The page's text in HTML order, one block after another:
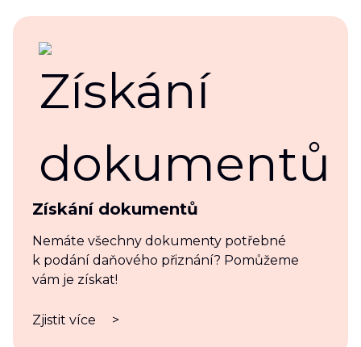
Získání dokumentů
Nemáte všechny dokumenty potřebné
k podání daňového přiznání? Pomůžeme
vám je získat!
Zjistit více >